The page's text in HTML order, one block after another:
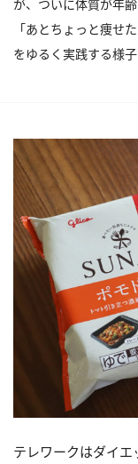
が、ついに体質が年
「あとちょっと痩せ
をゆるく実践する様
テレワークはダイ